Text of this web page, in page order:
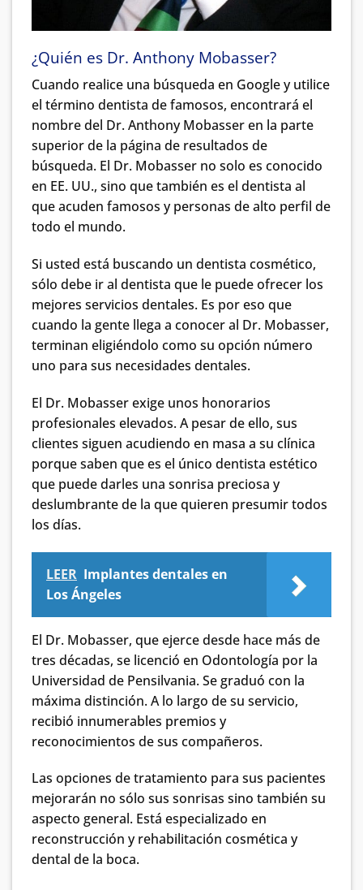
¿Quién es Dr. Anthony Mobasser?
Cuando realice una búsqueda en Google y utilice
el término dentista de famosos, encontrará el
nombre del Dr. Anthony Mobasser en la parte
superior de la página de resultados de
búsqueda. El Dr. Mobasser no solo es conocido
en EE. UU., sino que también es el dentista al
que acuden famosos y personas de alto perfil de
todo el mundo.
Si usted está buscando un dentista cosmético,
sólo debe ir al dentista que le puede ofrecer los
mejores servicios dentales. Es por eso que
cuando la gente llega a conocer al Dr. Mobasser,
terminan eligiéndolo como su opción número
uno para sus necesidades dentales.
El Dr. Mobasser exige unos honorarios
profesionales elevados. A pesar de ello, sus
clientes siguen acudiendo en masa a su clínica
porque saben que es el único dentista estético
que puede darles una sonrisa preciosa y
deslumbrante de la que quieren presumir todos
los días.
LEER Implantes dentales en
Los Ángeles
El Dr. Mobasser, que ejerce desde hace más de
tres décadas, se licenció en Odontología por la
Universidad de Pensilvania. Se graduó con la
máxima distinción. A lo largo de su servicio,
recibió innumerables premios y
reconocimientos de sus compañeros.
Las opciones de tratamiento para sus pacientes
mejorarán no sólo sus sonrisas sino también su
aspecto general. Está especializado en
reconstrucción y rehabilitación cosmética y
dental de la boca.